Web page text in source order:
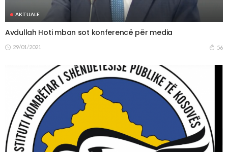
AKTUALE
Avdullah Hoti mban sot konferencë për media
29/01/2021 56